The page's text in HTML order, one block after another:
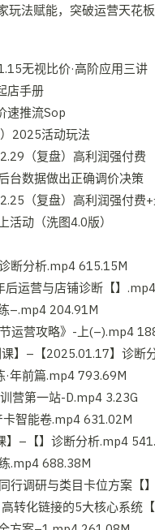
无视比价·高阶应用三讲
店手册
速推流Sop
2025活动玩法
（复盘）高利润强付费
台数据做出正确调价决策
（复盘）高利润强付费
动（洗图4.0版）
断分析.mp4 615.15M
运营与店铺诊断【】
–.mp4 204.91M
运营攻略》-上(–).mp4
】–【2025.01.17】诊断
年前篇.mp4 793.69M
营第一站-D.mp4 3.23G
智能卷.mp4 631.02M
–【】诊断分析.mp4
.mp4 688.38M
行调研与类目卡位方案【
转化链接的5大核心系统